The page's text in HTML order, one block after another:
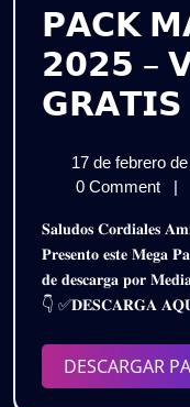
𝗣𝗔𝗖𝗞
𝟮𝟬𝟮𝟱 –
𝗚𝗥𝗔𝗧𝗜𝗦
17 de febrero
0 Comment
|
𝐒𝐚𝐥𝐮𝐝𝐨𝐬 𝐂𝐨𝐫𝐝𝐢𝐚𝐥𝐞𝐬 𝐀𝐦𝐢𝐠𝐨𝐬 𝐃𝐉𝐒 𝐝𝐞𝐥 𝐏𝐥𝐚𝐧𝐞𝐭𝐚 𝐞𝐧𝐭𝐞𝐫𝐨𝐀𝐪𝐮𝐢 𝐥𝐞𝐬
𝐏𝐫𝐞𝐬𝐞𝐧𝐭𝐨 𝐞𝐬𝐭𝐞 𝐌𝐞𝐠𝐚
𝐝𝐞 𝐝𝐞𝐬𝐜𝐚𝐫𝐠𝐚 𝐩𝐨𝐫
👇 ✅𝐃𝐄𝐒𝐂𝐀𝐑𝐆𝐀
DESCARGAR